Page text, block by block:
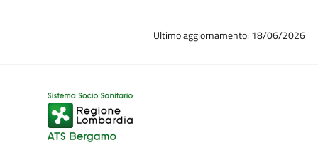
Distretto Veterinario "A" BERGAMO
, Viale Stazione 26/A tel. 035/385667
15 Tel. 035/385150
Distretto Veterinario "B" TRESCORE BALNEARIO
Caravaggio
Tel. 035/385001
Ultimo aggiornamento: 18/06/2026